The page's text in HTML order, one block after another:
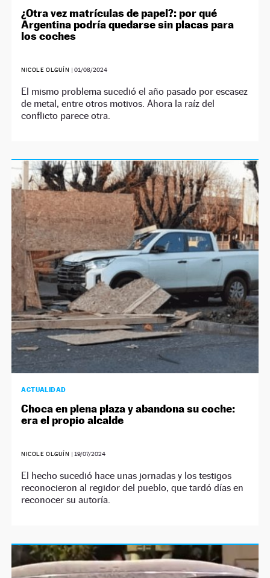
¿Otra vez matrículas de papel?: por qué
Argentina podría quedarse sin placas para
los coches
NICOLE OLGUÍN | 01/08/2024
El mismo problema sucedió el año pasado por escasez
de metal, entre otros motivos. Ahora la raíz del
conflicto parece otra.
ACTUALIDAD
Choca en plena plaza y abandona su coche:
era el propio alcalde
NICOLE OLGUÍN | 19/07/2024
El hecho sucedió hace unas jornadas y los testigos
reconocieron al regidor del pueblo, que tardó días en
reconocer su autoría.